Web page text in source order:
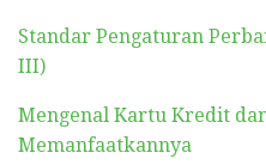
Standar Pengaturan
III)
Mengenal Kartu Kredit
Memanfaatkannya